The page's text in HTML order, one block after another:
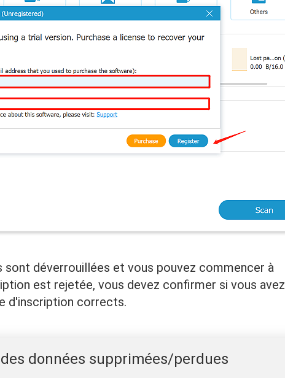
déverrouillées et vous pouvez commencer à
est rejetée, vous devez confirmer si vous avez
d'inscription corrects.
données supprimées/perdues